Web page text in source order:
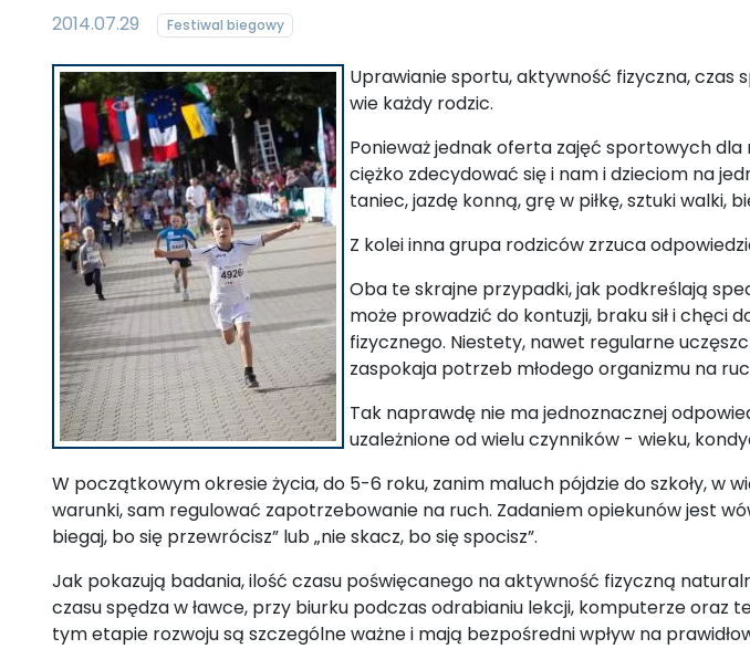
2014.07.29 Festiwal biegowy
Uprawianie sportu, aktywność fizyczna, czas
wie każdy rodzic.
Ponieważ jednak oferta zajęć sportowych
ciężko zdecydować się i nam i dzieciom na
taniec, jazdę konną, grę w piłkę, sztuki walki,
Z kolei inna grupa rodziców zrzuca
Oba te skrajne przypadki, jak podkreślają
może prowadzić do kontuzji, braku sił i chęci
fizycznego. Niestety, nawet regularne
zaspokaja potrzeb młodego organizmu na
Tak naprawdę nie ma jednoznacznej
uzależnione od wielu czynników - wieku,
W początkowym okresie życia, do 5-6 roku, zanim maluch pójdzie do szkoły,
warunki, sam regulować zapotrzebowanie na ruch. Zadaniem opiekunów jest
biegaj, bo się przewrócisz” lub „nie skacz, bo się spocisz”.
Jak pokazują badania, ilość czasu poświęcanego na aktywność fizyczną
czasu spędza w ławce, przy biurku podczas odrabianiu lekcji, komputerze
tym etapie rozwoju są szczególne ważne i mają bezpośredni wpływ na